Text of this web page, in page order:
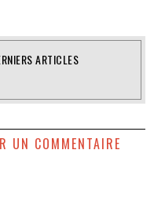
ARTICLES
UN COMMENTAIRE